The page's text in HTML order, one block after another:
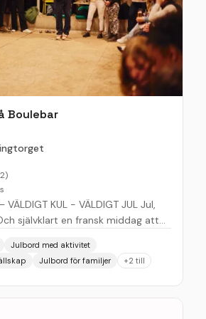
- minimum 20 personer Catering
- Malmö Lund - Omnejd Boka nu –
Välkommen till ett riktigt
MaGo!
Boulebar
VÄLDIGT KUL - VÄLDIGT JUL Jul,
självklart en fransk middag att
som ni bara orkar. Ni dyker
allt det andra. Våra bouleguider
resa full med historier och
någon förlora. Sen är det middag.
Julbord med aktivitet
Julbord för familjer +2 till